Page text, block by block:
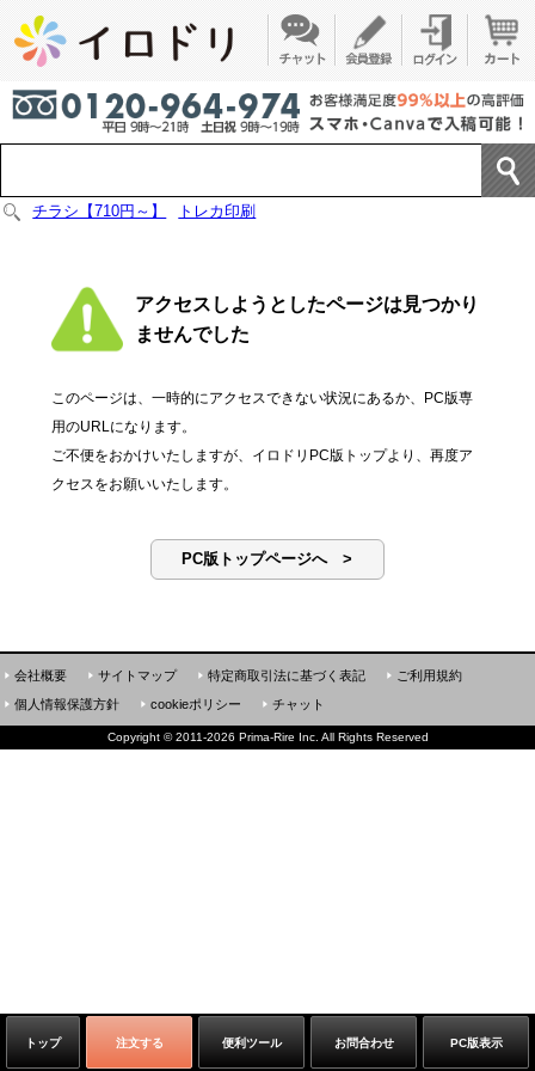
チラシ【710円～】 トレカ印刷
アクセスしようとしたページは見つかり
ませんでした
このページは、一時的にアクセスできない状況にあるか、PC版専
用のURLになります。
ご不便をおかけいたしますが、イロドリPC版トップより、再度ア
クセスをお願いいたします。
PC版トップページへ >
トップ 注文する 便利ツール お問合わせ PC版表示
会社概要 サイトマップ 特定商取引法に基づく表記
ご利用規約
個人情報保護方針
cookieポリシー チャット
Copyright ©2011-2026 Prima-Rire Inc. All Rights Reserved